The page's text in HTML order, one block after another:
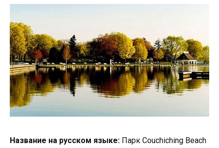
Название на русском языке: Парк Couchiching Beach